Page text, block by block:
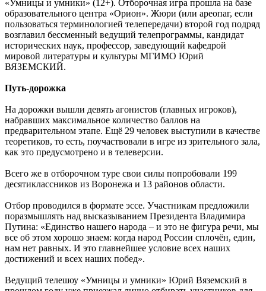
«Умницы и умники» (12+). Отборочная игра прошла на базе
образовательного центра «Орион». Жюри (или ареопаг, если
пользоваться терминологией телепередачи) второй год подряд
возглавил бессменный ведущий телепрограммы, кандидат
исторических наук, профессор, заведующий кафедрой
мировой литературы и культуры МГИМО Юрий
ВЯЗЕМСКИЙ.
Путь-дорожка
На дорожки вышли девять агонистов (главных игроков),
набравших максимальное количество баллов на
предварительном этапе. Ещё 29 человек выступили в качестве
теоретиков, то есть, поучаствовали в игре из зрительного зала,
как это предусмотрено и в телеверсии.
Всего же в отборочном туре свои силы попробовали 199
десятиклассников из Воронежа и 13 районов области.
Отбор проводился в формате эссе. Участникам предложили
поразмышлять над высказыванием Президента Владимира
Путина: «Единство нашего народа – и это не фигура речи, мы
все об этом хорошо знаем: когда народ России сплочён, един,
нам нет равных. И это главнейшее условие всех наших
достижений и всех наших побед».
Ведущий телешоу «Умницы и умники» Юрий Вяземский в